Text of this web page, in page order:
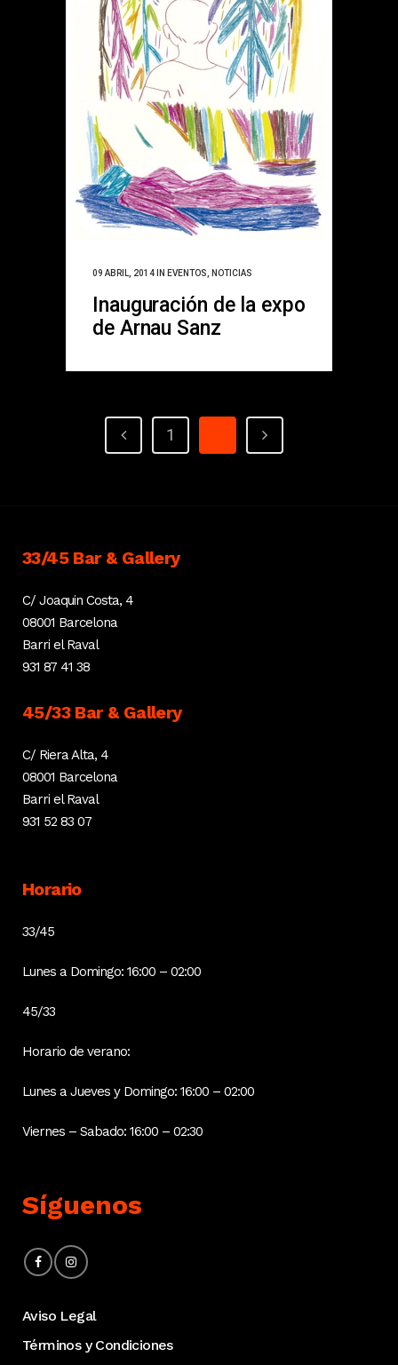
09 ABRIL, 2014 IN EVENTOS NOTICIAS
Inauguración de la expo
de Arnau Sanz
1
33/45 Bar & Gallery
C/ Joaquin Costa, 4
08001 Barcelona
Barri el Raval
931 87 41 38
45/33 Bar & Gallery
C/ Riera Alta, 4
08001 Barcelona
Barri el Raval
931 52 83 07
Horario
33/45
Lunes a Domingo: 16:00 – 02:00
45/33
Horario de verano:
Lunes a Jueves y Domingo: 16:00 – 02:00
Viernes – Sabado: 16:00 – 02:30
Síguenos
Aviso Legal
Términos y Condiciones